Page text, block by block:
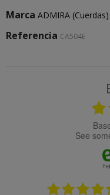
Marca ADMIRA (Cuerdas)
Referencia CA504E
see